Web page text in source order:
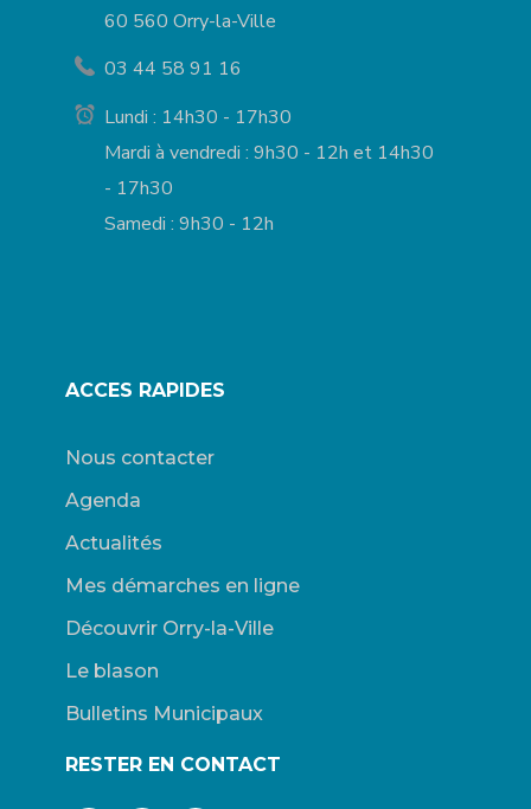
60 560 Orry-la-Ville
03 44 58 91 16
Lundi : 14h30 - 17h30
Mardi à vendredi : 9h30 - 12h et 14h30
- 17h30
Samedi : 9h30 - 12h
ACCES RAPIDES
Nous contacter
Agenda
Actualités
Mes démarches en ligne
Découvrir Orry-la-Ville
Le blason
Bulletins Municipaux
RESTER EN CONTACT